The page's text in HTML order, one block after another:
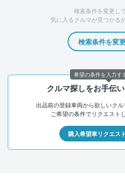
検索条件を変更し
気に入るクルマが見つかる
検索条件を変
クルマ探しをお手伝い
出品前の登録車両から欲しいクル
ご希望の条件でリクエスト
購入希望車リクエス
希望の条件を入力す